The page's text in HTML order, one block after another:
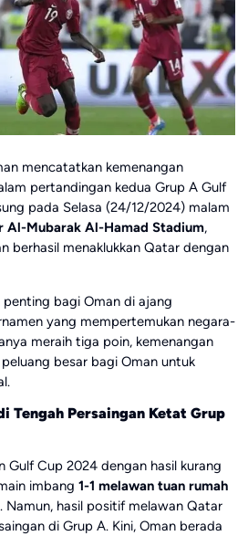
mencatatkan kemenangan
pertandingan kedua Grup A Gulf
pada Selasa (24/12/2024) malam
Al-Mubarak Al-Hamad Stadium,
berhasil menaklukkan Qatar dengan
bagi Oman di ajang
yang mempertemukan negara-
meraih tiga poin, kemenangan
besar bagi Oman untuk
Tengah Persaingan Ketat Grup
Gulf Cup 2024 dengan hasil kurang
imbang 1-1 melawan tuan rumah
hasil positif melawan Qatar
di Grup A. Kini, Oman berada